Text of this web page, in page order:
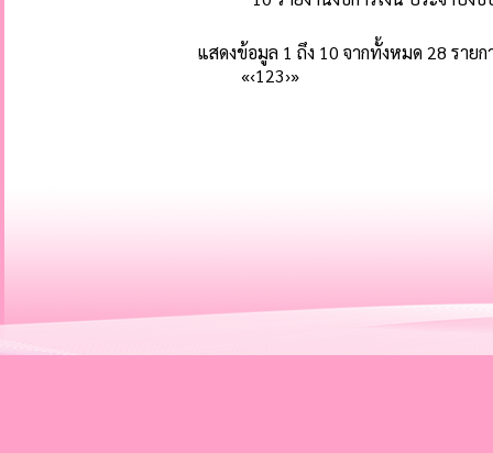
แสดงข้อมูล 1 ถึง 10 จากทั้งหมด 28 รายก
«‹123›»